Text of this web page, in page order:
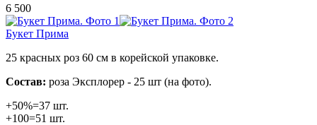
6 500
Букет Прима
25 красных роз 60 см в корейской упаковке.
Состав: роза Эксплорер - 25 шт (на фото).
+50%=37 шт.
+100=51 шт.